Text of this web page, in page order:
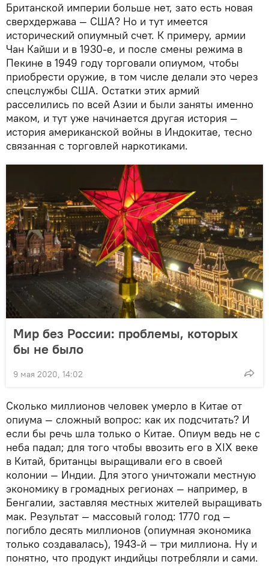
Британской империи больше нет, зато есть новая
сверхдержава — США? Но и тут имеется
исторический опиумный счет. К примеру, армии
Чан Кайши и в 1930-е, и после смены режима в
Пекине в 1949 году торговали опиумом, чтобы
приобрести оружие, в том числе делали это через
спецслужбы США. Остатки этих армий
расселились по всей Азии и были заняты именно
маком, и тут уже начинается другая история —
история американской войны в Индокитае, тесно
связанная с торговлей наркотиками.
Мир без России: проблемы, которых
бы не было
9 мая 2020, 14:02
Сколько миллионов человек умерло в Китае от
опиума — сложный вопрос: как их подсчитать? И
если бы речь шла только о Китае. Опиум ведь не с
неба падал; для того чтобы ввозить его в XIX веке
в Китай, британцы выращивали его в своей
колонии — Индии. Для этого уничтожали местную
экономику в громадных регионах — например, в
Бенгалии, заставляя местных жителей выращивать
мак. Результат — массовый голод: 1770 год —
погибло десять миллионов (опиумная экономика
только создавалась), 1943-й — три миллиона. Ну и
понятно, что продукт индийцы потребляли и сами.